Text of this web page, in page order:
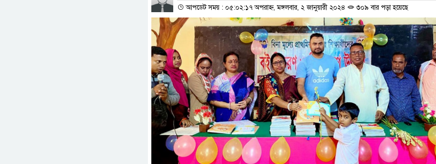
আপডেট সময় : ০৫:০২:১৭ অপরাহ্ন, মঙ্গলবার, ২ জানুয়ারী ২০২৪ ৩০৯ বার পড়া হয়েছে